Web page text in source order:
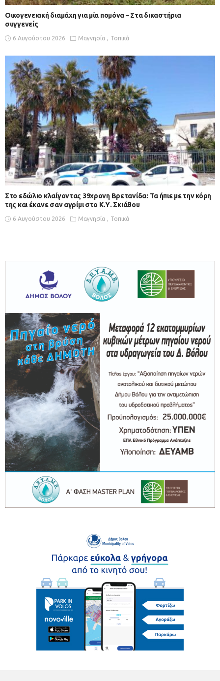
Οικογενειακή διαμάχη για μία πομόνα – Στα δικαστήρια
συγγενείς
6 Αυγούστου 2026 Μαγνησία Τοπικά
Στο εδώλιο κλαίγοντας 39χρονη Βρετανίδα: Τα ήπιε με την κόρη
της και έκανε σαν αγρίμι στο Κ.Υ. Σκιάθου
6 Αυγούστου 2026 Μαγνησία Τοπικά